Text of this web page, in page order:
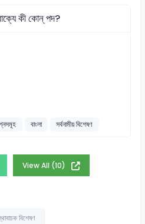
কী কোন্ পদ?
বাংলা সর্বনামীয় বিশেষণ
View All (10)
বিশেষণ